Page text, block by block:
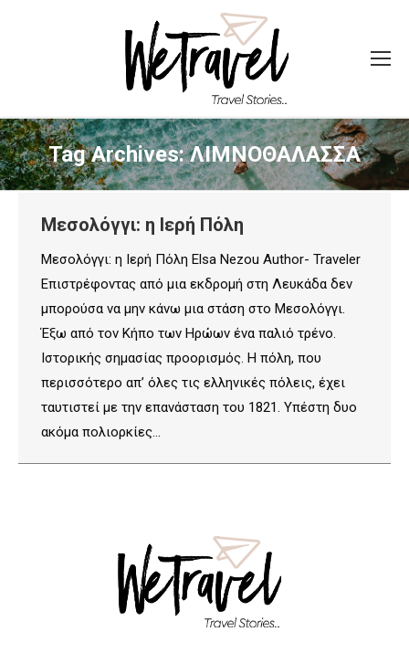
Tag Archives:ΛΙΜΝΟΘΑΛΑΣΣΑ
Μεσολόγγι: η Ιερή Πόλη
Μεσολόγγι: η Ιερή Πόλη Elsa Nezou Author- Traveler
Επιστρέφοντας από μια εκδρομή στη Λευκάδα δεν
μπορούσα να μην κάνω μια στάση στο Μεσολόγγι.
Έξω από τον Κήπο των Ηρώων ένα παλιό τρένο.
Ιστορικής σημασίας προορισμός. Η πόλη, που
περισσότερο απ’ όλες τις ελληνικές πόλεις, έχει
ταυτιστεί με την επανάσταση του 1821. Υπέστη δυο
ακόμα πολιορκίες…